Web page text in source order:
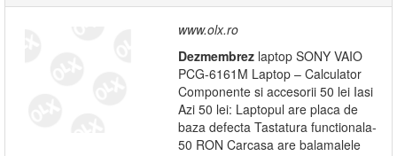
www.olx.ro
Dezmembrez laptop SONY VAIO
PCG-6161M Laptop – Calculator
Componente si accesorii 50 lei Iasi
Azi 50 lei: Laptopul are placa de
baza defecta Tastatura functionala-
50 RON Carcasa are balamalele